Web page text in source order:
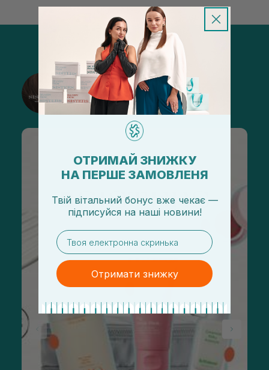
@sisters_stelmakh в Instagram
Подписаться
ОТРИМАЙ ЗНИЖКУ
НА ПЕРШЕ ЗАМОВЛЕНЯ
Твій вітальний бонус вже чекає —
підписуйся на наші новини!
email
Отримати знижку